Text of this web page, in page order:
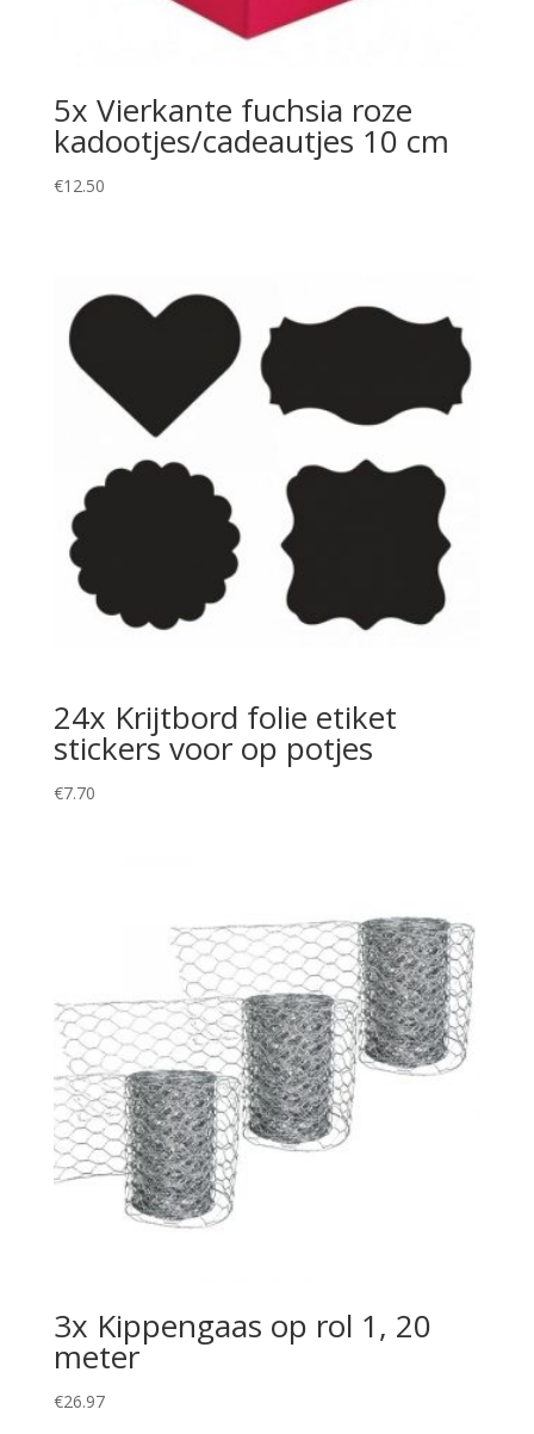
5x Vierkante fuchsia roze
kadootjes/cadeautjes 10 cm
€12.50
24x Krijtbord folie etiket
stickers voor op potjes
€7.70
3x Kippengaas op rol 1, 20
meter
€26.97